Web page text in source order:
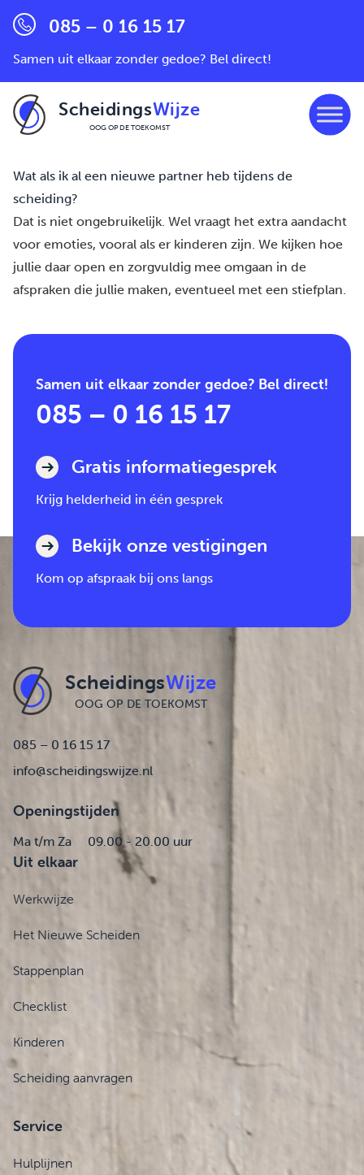
085 – 0 16 15 17
Samen uit elkaar zonder gedoe? Bel direct!
ScheidingsWijze
OOG OP DE TOEKOMST
Wat als ik al een nieuwe partner heb tijdens de
scheiding?
Dat is niet ongebruikelijk. Wel vraagt het extra aandacht
voor emoties, vooral als er kinderen zijn. We kijken hoe
jullie daar open en zorgvuldig mee omgaan in de
afspraken die jullie maken, eventueel met een stiefplan.
Samen uit elkaar zonder gedoe? Bel direct!
085 – 0 16 15 17
Gratis informatiegesprek
Krijg helderheid in één gesprek
Bekijk onze vestigingen
Kom op afspraak bij ons langs
ScheidingsWijze
OOG OP DE TOEKOMST
085 – 0 16 15 17
info@scheidingswijze.nl
Openingstijden
Ma t/m Za 09.00 - 20.00 uur
Uit elkaar
Werkwijze
Het Nieuwe Scheiden
Stappenplan
Checklist
Kinderen
Scheiding aanvragen
Service
Hulplijnen